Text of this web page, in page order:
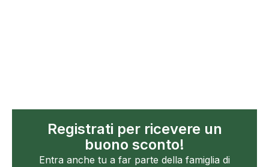
Registrati per ricevere un
buono sconto!
Entra anche tu a far parte della famiglia di